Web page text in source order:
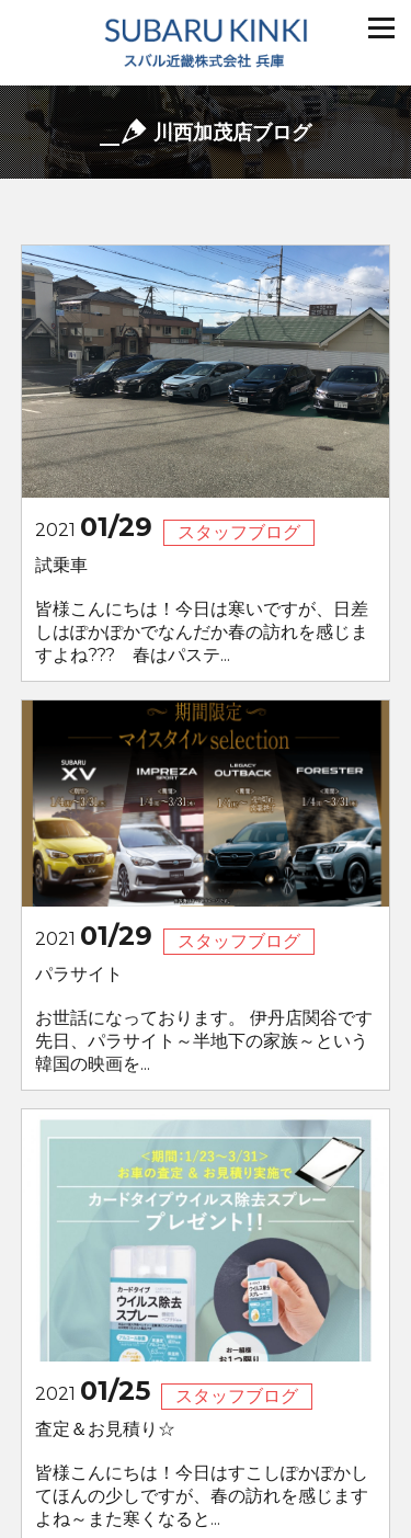
川西加茂店ブログ
2021 01/29
スタッフブログ
試乗車
皆様こんにちは！今日は寒いですが、日差
しはぽかぽかでなんだか春の訪れを感じま
すよね??? 春はパステ...
2021 01/29
スタッフブログ
パラサイト
お世話になっております。 伊丹店関谷です
先日、パラサイト～半地下の家族～という
韓国の映画を...
2021 01/25
スタッフブログ
査定＆お見積り☆
皆様こんにちは！今日はすこしぽかぽかし
てほんの少しですが、春の訪れを感じます
よね～また寒くなると...